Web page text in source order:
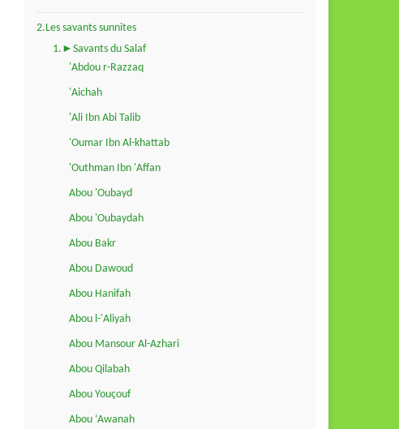
2.Les savants sunnites
1.►Savants du Salaf
'Abdou r-Razzaq
'Aichah
'Ali Ibn Abi Talib
'Oumar Ibn Al-khattab
'Outhman Ibn 'Affan
Abou 'Oubayd
Abou 'Oubaydah
Abou Bakr
Abou Dawoud
Abou Hanifah
Abou l-'Aliyah
Abou Mansour Al-Azhari
Abou Qilabah
Abou Youçouf
Abou ‘Awanah